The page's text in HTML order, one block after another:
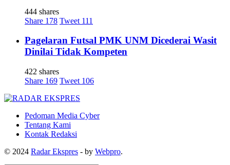
444 shares
Share 178 Tweet 111
Pagelaran Futsal PMK UNM Dicederai Wasit
Dinilai Tidak Kompeten
422 shares
Share 169 Tweet 106
Pedoman Media Cyber
Tentang Kami
Kontak Redaksi
© 2024 Radar Ekspres - by Webpro.